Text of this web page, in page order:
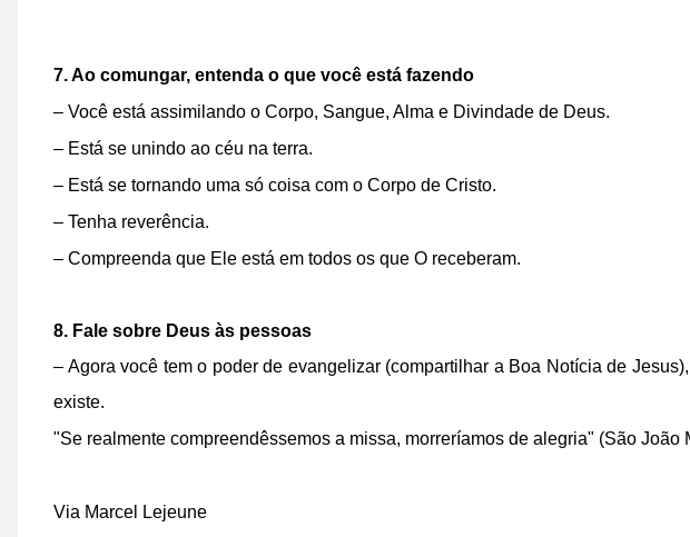
7. Ao comungar, entenda o que você está fazendo
– Você está assimilando o Corpo, Sangue, Alma e Divindade de Deus.
– Está se unindo ao céu na terra.
– Está se tornando uma só coisa com o Corpo de Cristo.
– Tenha reverência.
– Compreenda que Ele está em todos os que O receberam.
8. Fale sobre Deus às pessoas
– Agora você tem o poder de evangelizar (compartilhar a Boa Notícia de
existe.
"Se realmente compreendêssemos a missa, morreríamos de alegria" (São João
Via Marcel Lejeune